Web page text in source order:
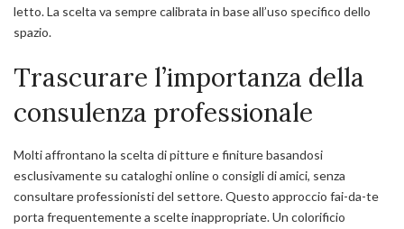
letto. La scelta va sempre calibrata in base all’uso specifico dello
spazio.
Trascurare l’importanza della
consulenza professionale
Molti affrontano la scelta di pitture e finiture basandosi
esclusivamente su cataloghi online o consigli di amici, senza
consultare professionisti del settore. Questo approccio fai-da-te
porta frequentemente a scelte inappropriate. Un colorificio